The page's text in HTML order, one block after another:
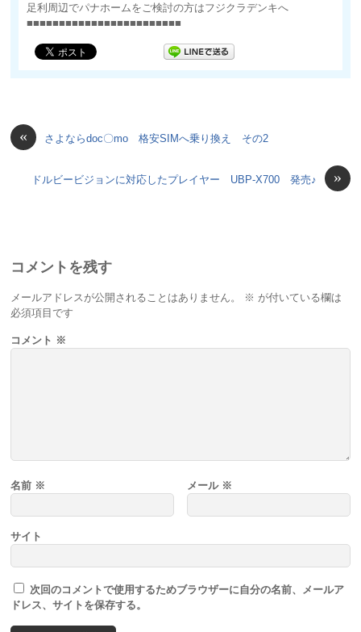
足利周辺でパナホームをご検討の方はフジクラデンキへ
■■■■■■■■■■■■■■■■■■■■■■■■
« さよならdoc〇mo 格安SIMへ乗り換え その2
»
ドルビービジョンに対応したプレイヤー UBP-X700 発売♪
コメントを残す
メールアドレスが公開されることはありません。 ※ が付いている欄は
必須項目です
コメント ※
名前 ※ メール ※
サイト
次回のコメントで使用するためブラウザーに自分の名前、メールア
ドレス、サイトを保存する。